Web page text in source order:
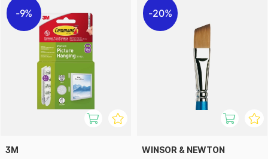
9%
3M
20%
WINSOR & NEWTON